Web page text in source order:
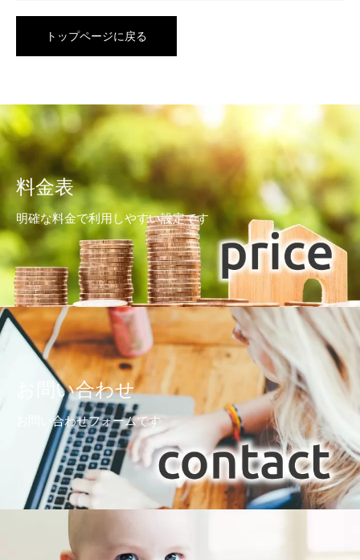
トップページに戻る
料金表
明確な料金で利用しやすい設定です
お問い合わせ
お問い合わせフォームです